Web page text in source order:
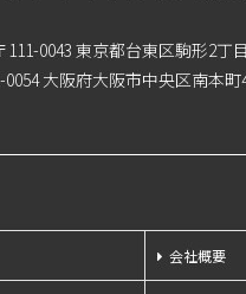
111-0043 東京都台東区駒形2丁
0054 大阪府大阪市中央区南本
会社概要